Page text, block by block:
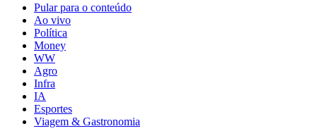
Pular para o conteúdo
Ao vivo
Política
Money
WW
Agro
Infra
IA
Esportes
Viagem & Gastronomia